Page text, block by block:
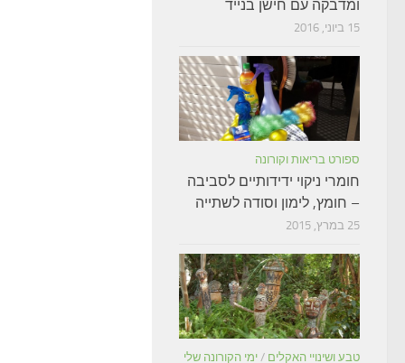
ומדבקה עם חישן בנייד
15 ביוני, 2016
ספורט בריאות וקורונה
חומרי ניקוי ידידותיים לסביבה
– חומץ, לימון וסודה לשתייה
25 במרץ, 2015
טבע ושינויי האקלים / ימי הקורונה שלי